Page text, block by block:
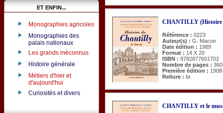
ET ENFIN...
Monographies agricoles
Monographies des
palais nationaux
Les grands méconnus
Histoire générale
Métiers d'hier et
d'aujourd'hui
Curiosités et divers
CHANTILLY (Histoire
Référence : 0223
Auteur(s) : G. Macon
Date édition : 1989
Format : 14 X 20
ISBN : 9782877601702
Nombre de pages : 360
Première édition :
Reliure : br.
CHANTILLY et le